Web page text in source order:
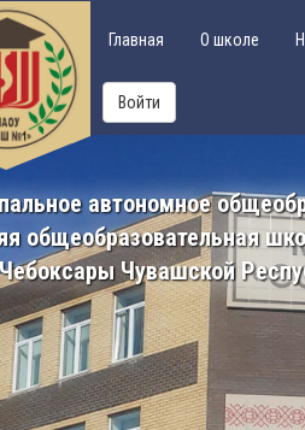
Главная О школе
Войти
автономное
общеобразовательная
Чувашской